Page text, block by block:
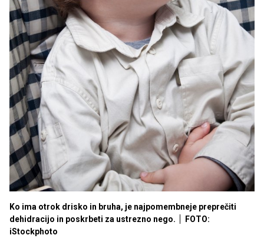
Ko ima otrok drisko in bruha, je najpomembneje preprečiti
dehidracijo in poskrbeti za ustrezno nego.
FOTO:
iStockphoto